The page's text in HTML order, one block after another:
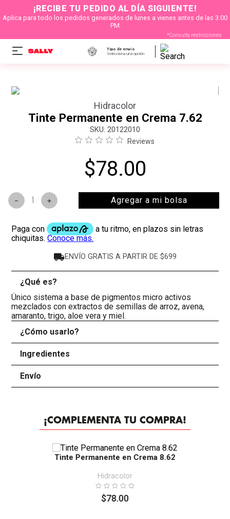
¡RECIBE TU PEDIDO AL DÍA SIGUIENTE!
Aplica para todo los pedidos generados de lunes a vienes antes de las 3:00
PM
*Consulta restricciones
Tipo de envío
Selecciona una opción
Hidracolor
Tinte Permanente en Crema 7.62
: 20122010
Reviews
$78.00
＋
－ Agregar a mi bolsa
ENVÍO GRATIS A PARTIR DE $699
¿Qué es?
Único sistema a base de pigmentos micro activos
mezclados con extractos de semillas de arroz, avena,
amaranto, trigo, aloe vera y miel.
¿Cómo usarlo?
Ingredientes
Envío
¡COMPLEMENTA TU COMPRA!
Tinte Permanente en Crema 8.62
Hidracolor
$78.00